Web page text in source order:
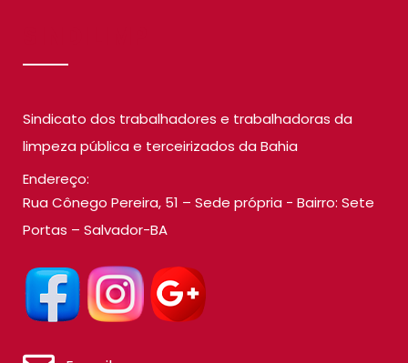
Sindicato dos trabalhadores e trabalhadoras da
limpeza pública e terceirizados da Bahia
Endereço:
Rua Cônego Pereira, 51 – Sede própria - Bairro: Sete
Portas – Salvador-BA